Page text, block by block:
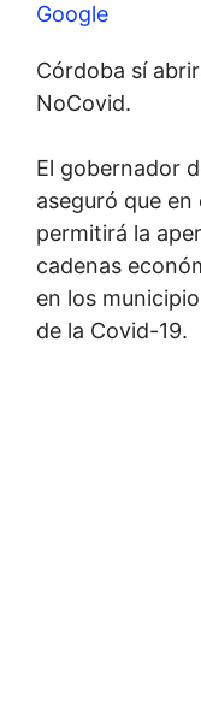
Google
Córdoba sí
NoCovid.
El gobernador
aseguró que
permitirá la
cadenas
en los
de la Covid-19.